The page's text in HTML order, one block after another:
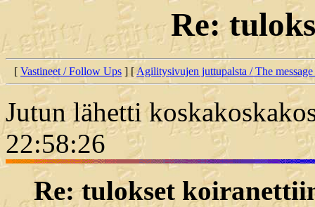
Re:
[ Vastineet / Follow Ups ] [Agilitysivujen juttupalsta / The
Jutun lähetti
22:58:26
Re: tulokset